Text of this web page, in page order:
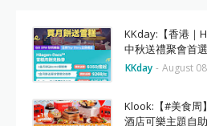
KKday:【香港｜
中秋送禮聚會首
KKday - August
Klook:【#美食周
酒店可樂主題自